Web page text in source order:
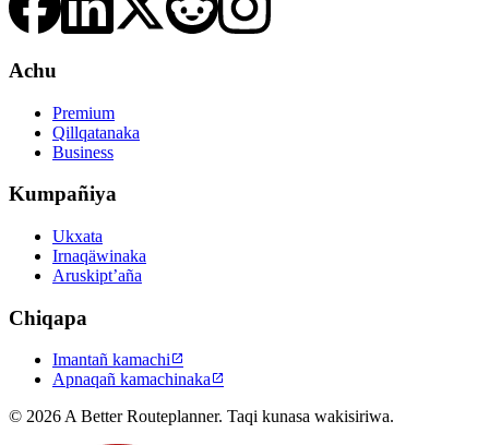
Achu
Premium
Qillqatanaka
Business
Kumpañiya
Ukxata
Irnaqäwinaka
Aruskipt’aña
Chiqapa
Imantañ kamachi
Apnaqañ kamachinaka
© 2026 A Better Routeplanner. Taqi kunasa wakisiriwa.